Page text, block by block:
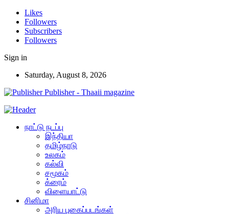
Likes
Followers
Subscribers
Followers
Sign in
Saturday, August 8, 2026
Publisher - Thaaii magazine
நாட்டு நடப்பு
இந்தியா
தமிழ்நாடு
உலகம்
கல்வி
சமூகம்
க்ரைம்
விளையாட்டு
சினிமா
அரிய புகைப்படங்கள்